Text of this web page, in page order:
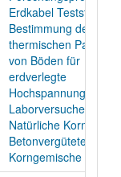
Erdkabel Teststrecke :
Bestimmung der
thermischen
von Böden für
erdverlegte
Laborversuche:
Natürliche
Betonvergütete
Korngemische